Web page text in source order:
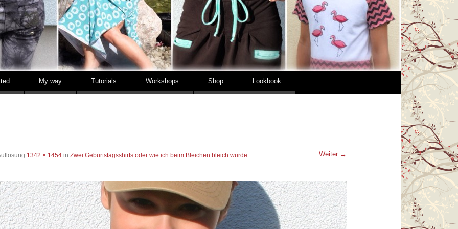
My way Tutorials Workshops Shop Lookbook
1342 × 1454 inZwei Geburtstagsshirts oder wie ich beim Bleichen bleich wurde Weiter →